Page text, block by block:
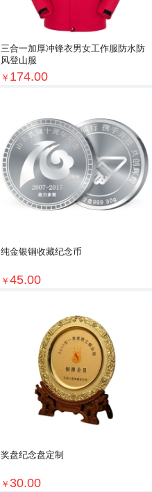
三合一加厚冲锋衣男女工作服防水防
风登山服
￥ 174.00
纯金银铜收藏纪念币
￥ 45.00
奖盘纪念盘定制
￥ 30.00